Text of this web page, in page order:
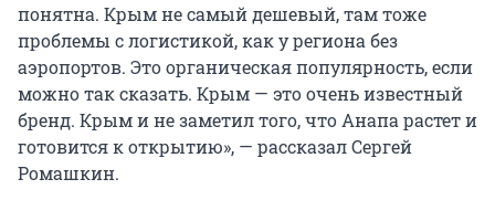
понятна. Крым не самый дешевый, там тоже
проблемы с логистикой, как у региона без
аэропортов. Это органическая популярность, если
можно так сказать. Крым — это очень известный
бренд. Крым и не заметил того, что Анапа растет и
готовится к открытию», — рассказал Сергей
Ромашкин.